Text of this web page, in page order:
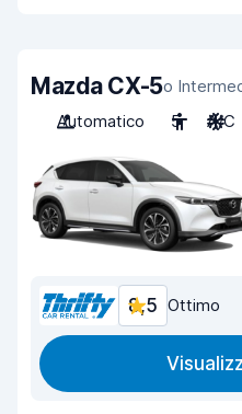
Mazda CX-5o
Automatico
5 A/C
8,5 Ottimo